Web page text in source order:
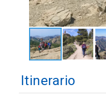
Itinerario